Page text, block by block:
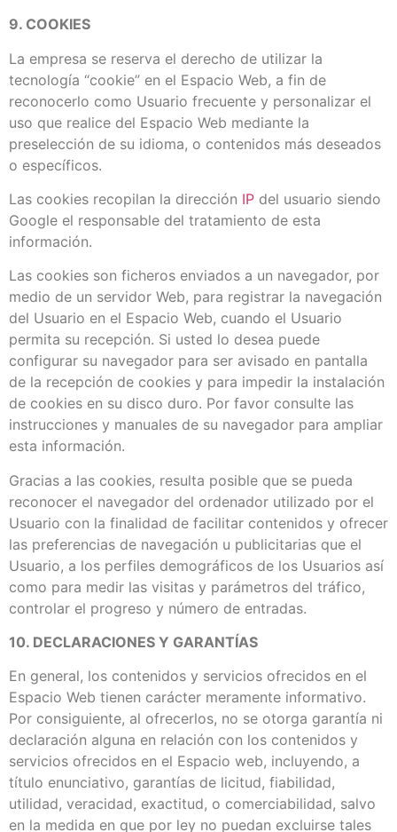
9. COOKIES
La empresa se reserva el derecho de utilizar la
tecnología “cookie” en el Espacio Web, a fin de
reconocerlo como Usuario frecuente y personalizar el
uso que realice del Espacio Web mediante la
preselección de su idioma, o contenidos más deseados
o específicos.
Las cookies recopilan la dirección IP del usuario siendo
Google el responsable del tratamiento de esta
información.
Las cookies son ficheros enviados a un navegador, por
medio de un servidor Web, para registrar la navegación
del Usuario en el Espacio Web, cuando el Usuario
permita su recepción. Si usted lo desea puede
configurar su navegador para ser avisado en pantalla
de la recepción de cookies y para impedir la instalación
de cookies en su disco duro. Por favor consulte las
instrucciones y manuales de su navegador para ampliar
esta información.
Gracias a las cookies, resulta posible que se pueda
reconocer el navegador del ordenador utilizado por el
Usuario con la finalidad de facilitar contenidos y ofrecer
las preferencias de navegación u publicitarias que el
Usuario, a los perfiles demográficos de los Usuarios así
como para medir las visitas y parámetros del tráfico,
controlar el progreso y número de entradas.
10. DECLARACIONES Y GARANTÍAS
En general, los contenidos y servicios ofrecidos en el
Espacio Web tienen carácter meramente informativo.
Por consiguiente, al ofrecerlos, no se otorga garantía ni
declaración alguna en relación con los contenidos y
servicios ofrecidos en el Espacio web, incluyendo, a
título enunciativo, garantías de licitud, fiabilidad,
utilidad, veracidad, exactitud, o comerciabilidad, salvo
en la medida en que por ley no puedan excluirse tales